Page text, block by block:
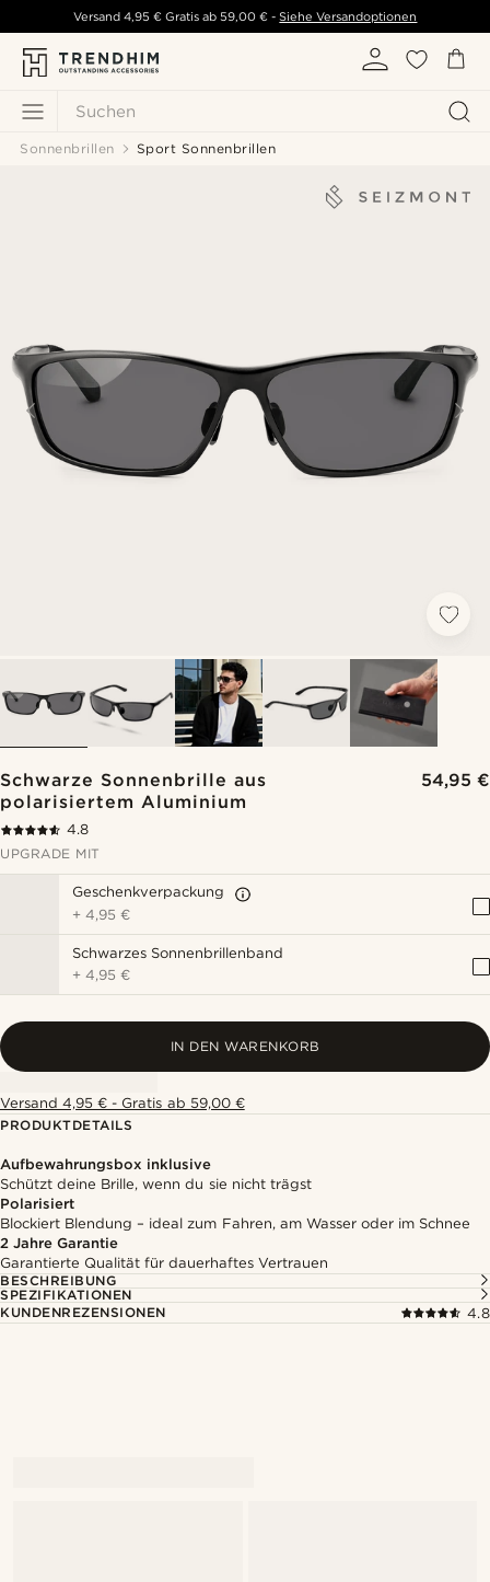
Suchen
Versand 4,95 € Gratis ab59,00 € - Siehe Versandoptionen
Sonnenbrillen Sport Sonnenbrillen
Schwarze Sonnenbrille aus
polarisiertem Aluminium
54,95 €
4.8
UPGRADE MIT
Geschenkverpackung
+4,95 €
Schwarzes Sonnenbrillenband
+4,95 €
IN DEN WARENKORB
Versand 4,95 € - Gratis ab 59,00 €
PRODUKTDETAILS
Aufbewahrungsbox inklusive
Schützt deine Brille, wenn du sie nicht trägst
Polarisiert
Blockiert Blendung – ideal zum Fahren, am Wasser oder im Schnee
2 Jahre Garantie
Garantierte Qualität für dauerhaftes Vertrauen
BESCHREIBUNG
SPEZIFIKATIONEN
KUNDENREZENSIONEN
4.8